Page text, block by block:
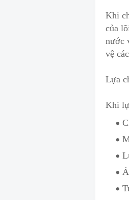
Khi
của
nước
vệ
Lựa
Khi